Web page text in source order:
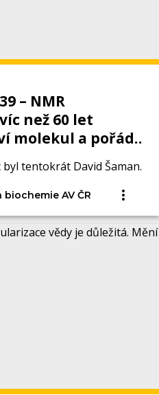
– NMR
než 60 let
molekul a pořád
tentokrát David Šaman.
AV ČR